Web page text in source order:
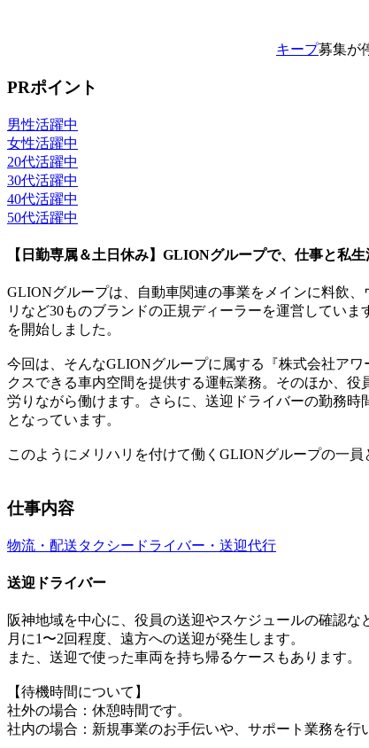
キープ募集が
PRポイント
男性活躍中
女性活躍中
20代活躍中
30代活躍中
40代活躍中
50代活躍中
【日勤専属＆土日休み】GLIONグループで、仕事と私
GLIONグループは、自動車関連の事業をメインに料飲
リなど30ものブランドの正規ディーラーを運営してい
を開始しました。
今回は、そんなGLIONグループに属する『株式会社ア
クスできる車内空間を提供する運転業務。そのほか、
労りながら働けます。さらに、送迎ドライバーの勤務
となっています。
このようにメリハリを付けて働くGLIONグループの一
仕事内容
物流・配送タクシードライバー・送迎代行
送迎ドライバー
阪神地域を中心に、役員の送迎やスケジュールの確認な
月に1〜2回程度、遠方への送迎が発生します。
また、送迎で使った車両を持ち帰るケースもあります。
【待機時間について】
社外の場合：休憩時間です。
社内の場合：新規事業のお手伝いや、サポート業務を行